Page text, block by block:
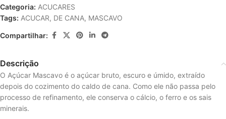
Categoria: ACUCARES
Tags: ACUCAR, DE CANA, MASCAVO
Compartilhar:
Descrição
O Açúcar Mascavo é o açúcar bruto, escuro e úmido, extraído
depois do cozimento do caldo de cana. Como ele não passa pelo
processo de refinamento, ele conserva o cálcio, o ferro e os sais
minerais.